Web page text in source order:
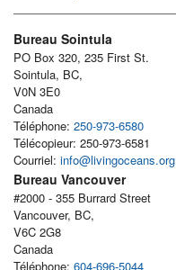
Bureau Sointula
PO Box 320, 235 First St.
Sointula, BC,
V0N 3E0
Canada
Téléphone: 250-973-6580
Télécopieur: 250-973-6581
Courriel: info@livingoceans.org
Bureau Vancouver
#2000 - 355 Burrard Street
Vancouver, BC,
V6C 2G8
Canada
Téléphone: 604-696-5044